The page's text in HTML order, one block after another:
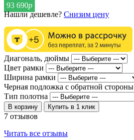
93 690р
Нашли дешевле? Снизим цену
Диагональ, дюймы
Цвет рамки
Ширина рамки
Черная подложка с обратной стороны
Тип полотна
В корзину Купить в 1 клик
7 отзывов
Читать все отзывы